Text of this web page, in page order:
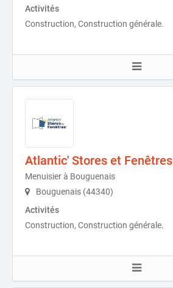
Activités
Construction, Construction générale.
Atlantic' Stores et Fenêtres
Menuisier à Bouguenais
Bouguenais (44340)
Activités
Construction, Construction générale.